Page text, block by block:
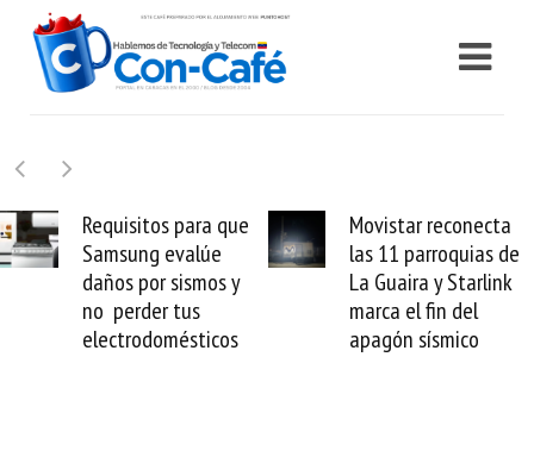
Requisitos para que
Samsung evalúe
daños por sismos y
no perder tus
electrodomésticos
Movistar reconecta
las 11 parroquias de
La Guaira y Starlink
marca el fin del
apagón sísmico